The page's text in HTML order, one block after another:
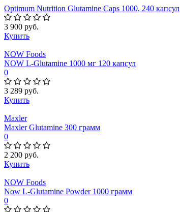
Optimum Nutrition Glutamine Caps 1000, 240 капсул
3 900 руб.
Купить
NOW Foods
NOW L-Glutamine 1000 мг 120 капсул
0
3 289 руб.
Купить
Maxler
Maxler Glutamine 300 грамм
0
2 200 руб.
Купить
NOW Foods
Now L-Glutamine Powder 1000 грамм
0